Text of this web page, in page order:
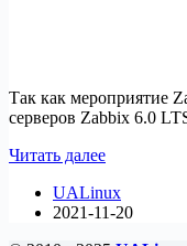
Так как мероприятие
серверов Zabbix 6.0
Читать далееZabbix
будет
UALinux
2021-11-20